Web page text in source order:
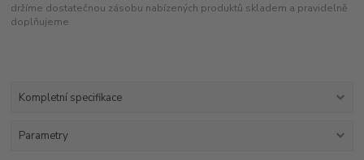
držíme dostatečnou zásobu nabízených produktů skladem a pravidelně
doplňujeme
Kompletní specifikace
Parametry